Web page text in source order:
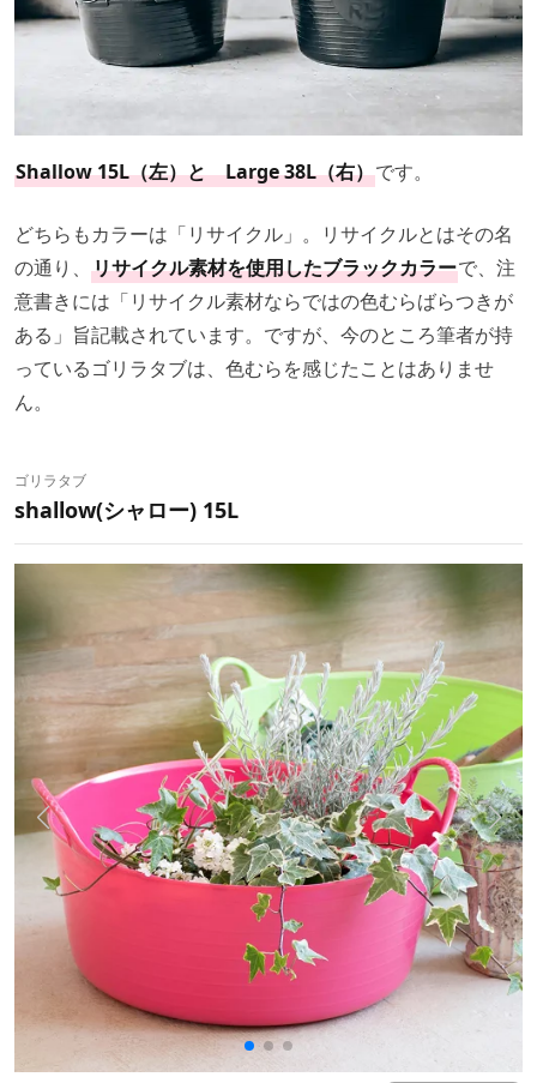
Shallow 15L（左）と Large 38L（右）です。
どちらもカラーは「リサイクル」。リサイクルとはその名
の通り、 リサイクル素材を使用したブラックカラーで、注
意書きには「リサイクル素材ならではの色むらばらつきが
ある」旨記載されています。ですが、今のところ筆者が持
っているゴリラタブは、色むらを感じたことはありませ
ん。
ゴリラタブ
shallow(シャロー) 15L